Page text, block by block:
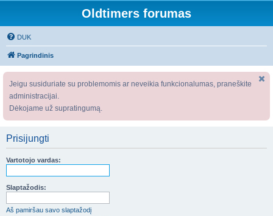
Oldtimers forumas
DUK
Pagrindinis
Jeigu susiduriate su problemomis ar neveikia funkcionalumas, praneškite
administracijai.
Dėkojame už supratingumą.
Prisijungti
Vartotojo vardas:
Slaptažodis:
Aš pamiršau savo slaptažodį